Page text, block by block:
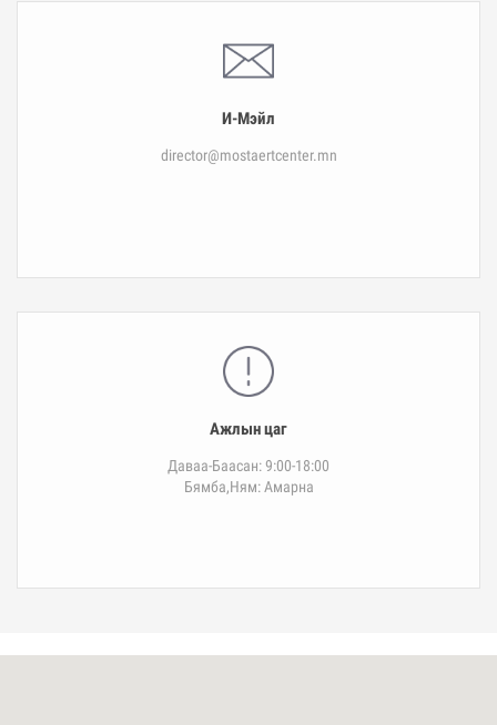
И-Мэйл
director@mostaertcenter.mn
Ажлын цаг
Даваа-Баасан: 9:00-18:00
Бямба,Ням: Амарна